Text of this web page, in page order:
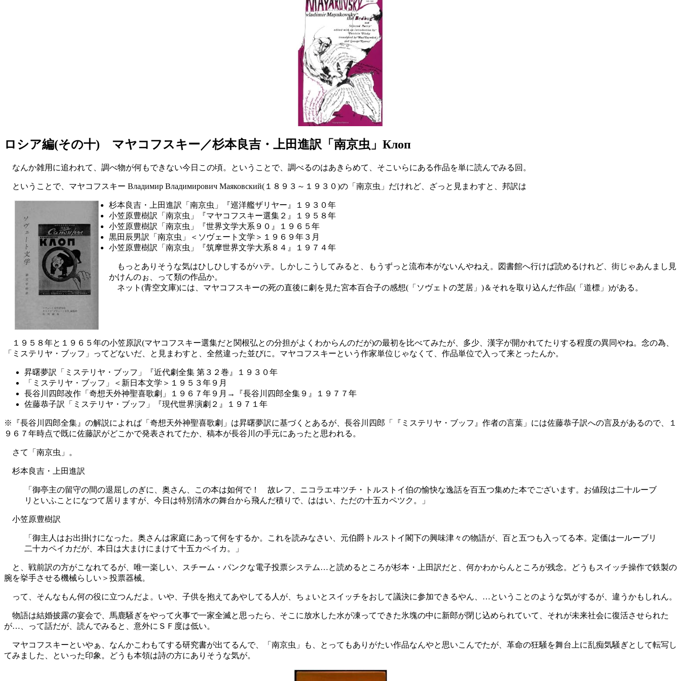
ロシア編(その十) マヤコフスキー／杉本良吉・上田進訳「南京虫」Клоп
なんか雑用に追われて、調べ物が何もできない今日この頃。ということで、調べるのはあきらめて、そこいらにある作品を単に読んでみる回。
ということで、マヤコフスキー Владимир Владимирович Маяковский(１８９３～１９３０)の「南京虫」だけれど、ざっと見まわすと、邦訳は
杉本良吉・上田進訳「南京虫」『巡洋艦ザリヤー』１９３０年
小笠原豊樹訳「南京虫」『マヤコフスキー選集２』１９５８年
小笠原豊樹訳「南京虫」『世界文学大系９０』１９６５年
黒田辰男訳「南京虫」＜ソヴェート文学＞１９６９年３月
小笠原豊樹訳「南京虫」『筑摩世界文学大系８４』１９７４年
もっとありそうな気はひしひしするがハテ。しかしこうしてみると、もうずっと流布本がないんやねえ。図書館へ行けば読めるけれど、街じゃあんまし見
かけんのぉ、って類の作品か。
ネット(青空文庫)には、マヤコフスキーの死の直後に劇を見た宮本百合子の感想(「ソヴェトの芝居」)＆それを取り込んだ作品(「道標」)がある。
１９５８年と１９６５年の小笠原訳(マヤコフスキー選集だと関根弘との分担がよくわからんのだが)の最初を比べてみたが、多少、漢字が開かれてたりする程度の異同やね。念の為、
「ミステリヤ・ブッフ」ってどないだ、と見まわすと、全然違った並びに。マヤコフスキーという作家単位じゃなくて、作品単位で入って来とったんか。
昇曙夢訳「ミステリヤ・ブッフ」『近代劇全集 第３２巻』１９３０年
「ミステリヤ・ブッフ」＜新日本文学＞１９５３年９月
長谷川四郎改作「奇想天外神聖喜歌劇」１９６７年９月→『長谷川四郎全集９』１９７７年
佐藤恭子訳「ミステリヤ・ブッフ」『現代世界演劇２』１９７１年
※『長谷川四郎全集』の解説によれば「奇想天外神聖喜歌劇」は昇曙夢訳に基づくとあるが、長谷川四郎「『ミステリヤ・ブッフ』作者の言葉」には佐藤恭子訳への言及があるので、１
９６７年時点で既に佐藤訳がどこかで発表されてたか、稿本が長谷川の手元にあったと思われる。
さて「南京虫」。
杉本良吉・上田進訳
「御亭主の留守の間の退屈しのぎに、奥さん、この本は如何で！ 故レフ、ニコラエヰツチ・トルストイ伯の愉快な逸話を百五つ集めた本でございます。お値段は二十ルーブ
リといふことになつて居りますが、今日は特別清水の舞台から飛んだ積りで、ははい、ただの十五カペツク。」
小笠原豊樹訳
「御主人はお出掛けになった。奥さんは家庭にあって何をするか。これを読みなさい、元伯爵トルストイ閣下の興味津々の物語が、百と五つも入ってる本。定価は一ルーブリ
二十カペイカだが、本日は大まけにまけて十五カペイカ。」
と、戦前訳の方がこなれてるが、唯一楽しい、スチーム・パンクな電子投票システム…と読めるところが杉本・上田訳だと、何かわからんところが残念。どうもスイッチ操作で鉄製の
腕を挙手させる機械らしい＞投票器械。
って、そんなもん何の役に立つんだよ。いや、子供を抱えてあやしてる人が、ちょいとスイッチをおして議決に参加できるやん、…ということのような気がするが、違うかもしれん。
物語は結婚披露の宴会で、馬鹿騒ぎをやって火事で一家全滅と思ったら、そこに放水した水が凍ってできた氷塊の中に新郎が閉じ込められていて、それが未来社会に復活させられた
が…、って話だが、読んでみると、意外にＳＦ度は低い。
マヤコフスキーといやぁ、なんかこわもてする研究書が出てるんで、「南京虫」も、とってもありがたい作品なんやと思いこんでたが、革命の狂騒を舞台上に乱痴気騒ぎとして転写し
てみました、といった印象。どうも本領は詩の方にありそうな気が。